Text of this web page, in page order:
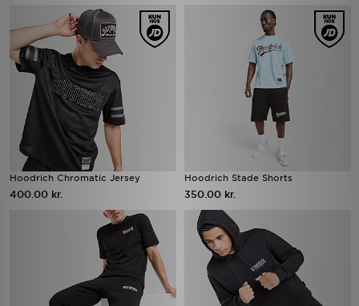
Hoodrich Chromatic Jersey
400.00 kr.
Hoodrich Stade Shorts
350.00 kr.